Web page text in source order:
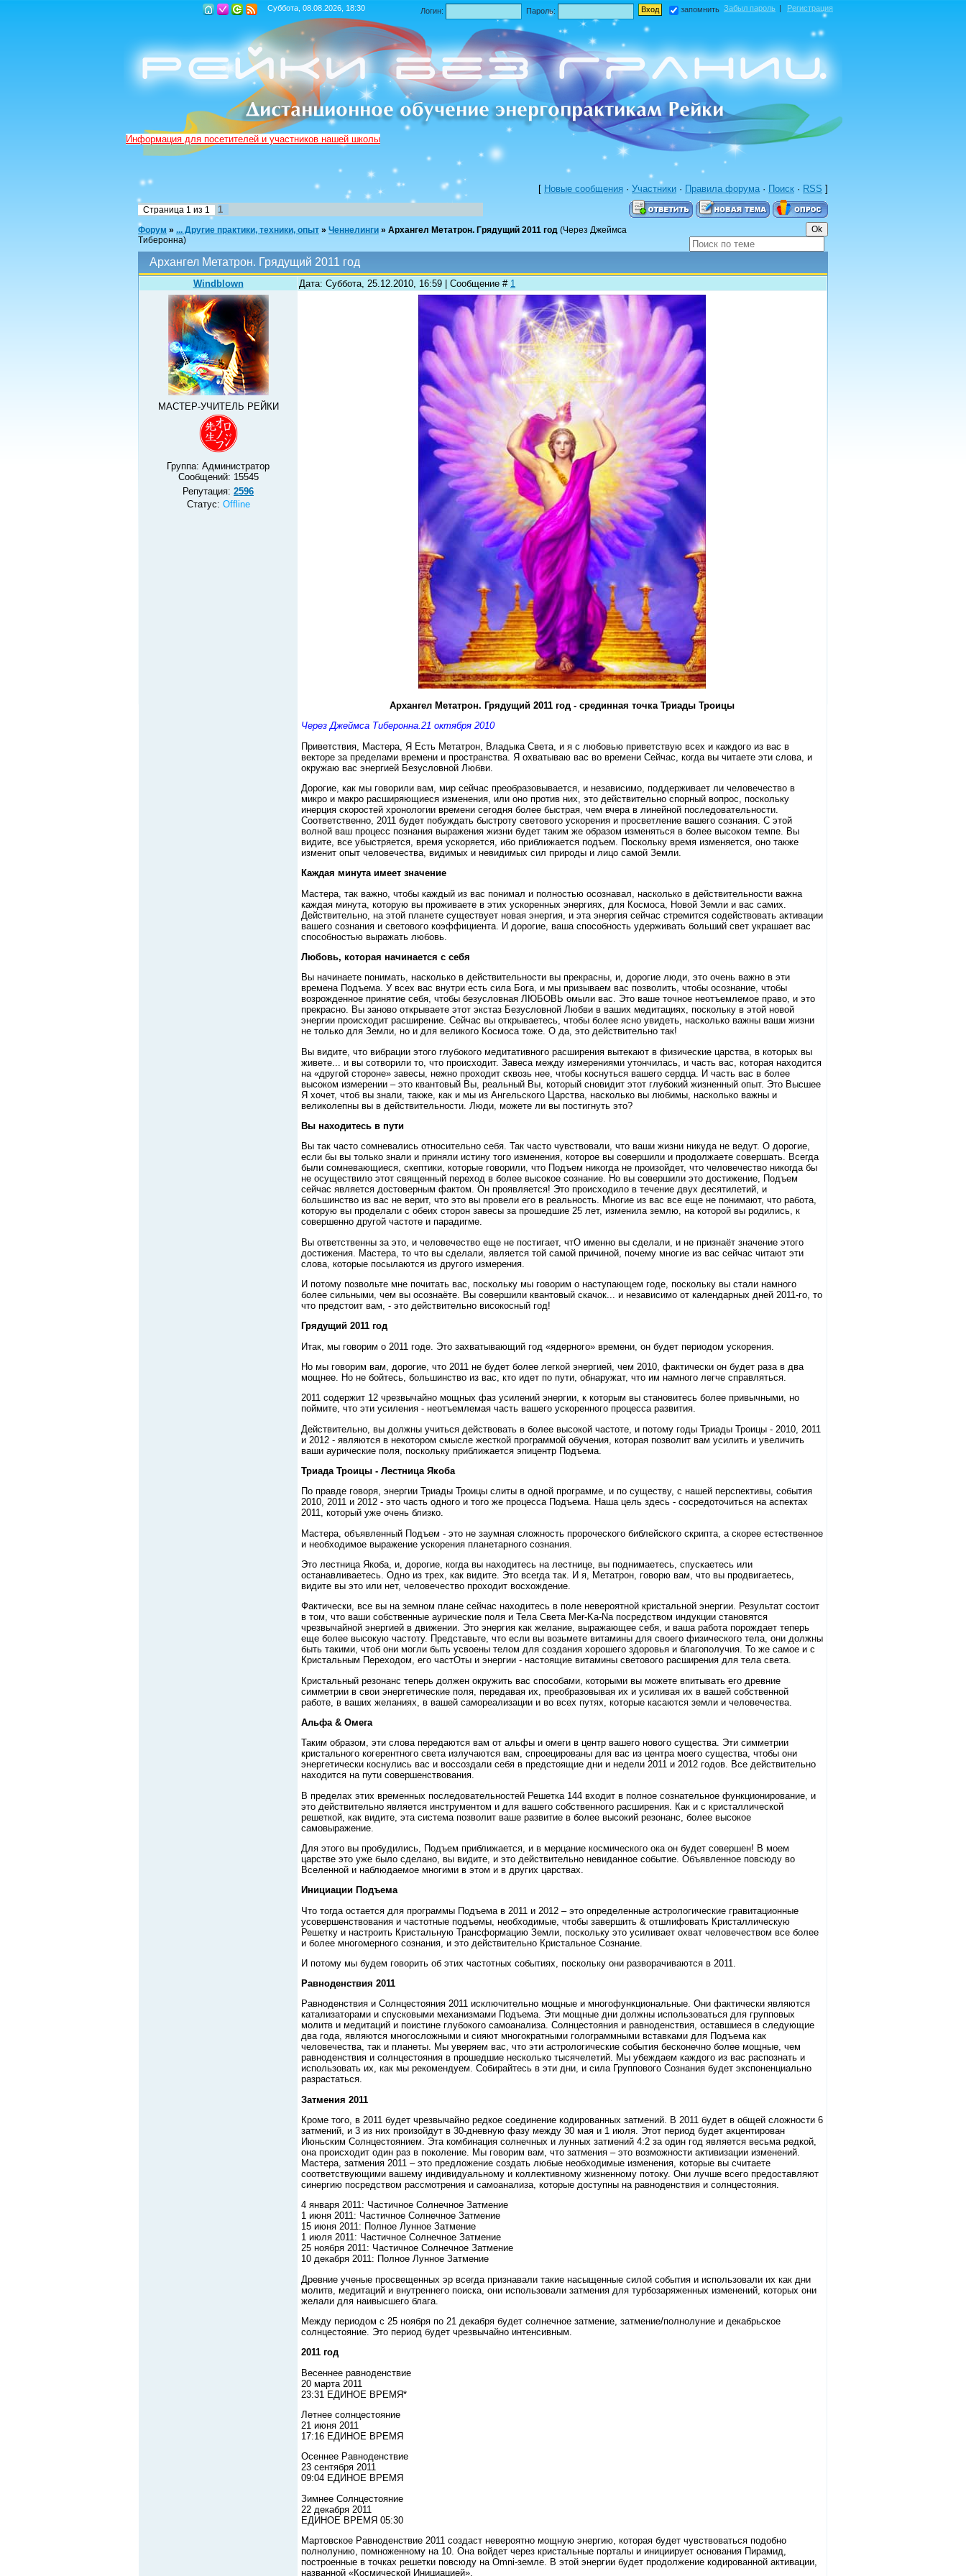
Суббота, 08.08.2026, 18:30 Логин: Пароль: запомнить Забыл пароль | Регистрация
Информация для посетителей и участников нашей школы
[ Новые сообщения · Участники · Правила форума · Поиск · RSS ]
Страница 1 из 1 1
Форум » ... Другие практики, техники, опыт » Ченнелинги » Архангел Метатрон. Грядущий 2011 год (Через Джеймса
Tиберонна)
Архангел Метатрон. Грядущий 2011 год
Windblown Дата: Суббота, 25.12.2010, 16:59 | Сообщение # 1
МАСТЕР-УЧИТЕЛЬ РЕЙКИ
Группа: Администратор
Сообщений: 15545
Репутация: 2596
Статус: Offline
Архангел Метатрон. Грядущий 2011 год - срединная точка Триады Троицы
Через Джеймса Tиберонна.21 октября 2010
Приветствия, Мастера, Я Есть Метатрон, Владыка Света, и я с любовью приветствую всех и каждого из вас в
векторе за пределами времени и пространства. Я охватываю вас во времени Сейчас, когда вы читаете эти слова, и
окружаю вас энергией Безусловной Любви.
Дорогие, как мы говорили вам, мир сейчас преобразовывается, и независимо, поддерживает ли человечество в
микро и макро расширяющиеся изменения, или оно против них, это действительно спорный вопрос, поскольку
инерция скоростей хронологии времени сегодня более быстрая, чем вчера в линейной последовательности.
Соответственно, 2011 будет побуждать быстроту светового ускорения и просветление вашего сознания. С этой
волной ваш процесс познания выражения жизни будет таким же образом изменяться в более высоком темпе. Вы
видите, все убыстряется, время ускоряется, ибо приближается подъем. Поскольку время изменяется, оно также
изменит опыт человечества, видимых и невидимых сил природы и лицо самой Земли.
Каждая минута имеет значение
Мастера, так важно, чтобы каждый из вас понимал и полностью осознавал, насколько в действительности важна
каждая минута, которую вы проживаете в этих ускоренных энергиях, для Космоса, Новой Земли и вас самих.
Действительно, на этой планете существует новая энергия, и эта энергия сейчас стремится содействовать активации
вашего сознания и светового коэффициента. И дорогие, ваша способность удерживать больший свет украшает вас
способностью выражать любовь.
Любовь, которая начинается с себя
Вы начинаете понимать, насколько в действительности вы прекрасны, и, дорогие люди, это очень важно в эти
времена Подъема. У всех вас внутри есть сила Бога, и мы призываем вас позволить, чтобы осознание, чтобы
возрожденное принятие себя, чтобы безусловная ЛЮБОВЬ омыли вас. Это ваше точное неотъемлемое право, и это
прекрасно. Вы заново открываете этот экстаз Безусловной Любви в ваших медитациях, поскольку в этой новой
энергии происходит расширение. Сейчас вы открываетесь, чтобы более ясно увидеть, насколько важны ваши жизни
не только для Земли, но и для великого Космоса тоже. О да, это действительно так!
Вы видите, что вибрации этого глубокого медитативного расширения вытекают в физические царства, в которых вы
живете... и вы сотворили то, что происходит. Завеса между измерениями утончилась, и часть вас, которая находится
на «другой стороне» завесы, нежно проходит сквозь нее, чтобы коснуться вашего сердца. И часть вас в более
высоком измерении – это квантовый Вы, реальный Вы, который сновидит этот глубокий жизненный опыт. Это Высшее
Я хочет, чтоб вы знали, также, как и мы из Ангельского Царства, насколько вы любимы, насколько важны и
великолепны вы в действительности. Люди, можете ли вы постигнуть это?
Вы находитесь в пути
Вы так часто сомневались относительно себя. Так часто чувствовали, что ваши жизни никуда не ведут. О дорогие,
если бы вы только знали и приняли истину того изменения, которое вы совершили и продолжаете совершать. Всегда
были сомневающиеся, скептики, которые говорили, что Подъем никогда не произойдет, что человечество никогда бы
не осуществило этот священный переход в более высокое сознание. Но вы совершили это достижение, Подъем
сейчас является достоверным фактом. Он проявляется! Это происходило в течение двух десятилетий, и
большинство из вас не верит, что это вы провели его в реальность. Многие из вас все еще не понимают, что работа,
которую вы проделали с обеих сторон завесы за прошедшие 25 лет, изменила землю, на которой вы родились, к
совершенно другой частоте и парадигме.
Вы ответственны за это, и человечество еще не постигает, чтО именно вы сделали, и не признаёт значение этого
достижения. Мастера, то что вы сделали, является той самой причиной, почему многие из вас сейчас читают эти
слова, которые посылаются из другого измерения.
И потому позвольте мне почитать вас, поскольку мы говорим о наступающем годе, поскольку вы стали намного
более сильными, чем вы осознаёте. Вы совершили квантовый скачок... и независимо от календарных дней 2011-го, то
что предстоит вам, - это действительно високосный год!
Грядущий 2011 год
Итак, мы говорим о 2011 годе. Это захватывающий год «ядерного» времени, он будет периодом ускорения.
Но мы говорим вам, дорогие, что 2011 не будет более легкой энергией, чем 2010, фактически он будет раза в два
мощнее. Но не бойтесь, большинство из вас, кто идет по пути, обнаружат, что им намного легче справляться.
2011 содержит 12 чрезвычайно мощных фаз усилений энергии, к которым вы становитесь более привычными, но
поймите, что эти усиления - неотъемлемая часть вашего ускоренного процесса развития.
Действительно, вы должны учиться действовать в более высокой частоте, и потому годы Триады Троицы - 2010, 2011
и 2012 - являются в некотором смысле жесткой программой обучения, которая позволит вам усилить и увеличить
ваши аурические поля, поскольку приближается эпицентр Подъема.
Триада Троицы - Лестница Якоба
По правде говоря, энергии Триады Троицы слиты в одной программе, и по существу, с нашей перспективы, события
2010, 2011 и 2012 - это часть одного и того же процесса Подъема. Наша цель здесь - сосредоточиться на аспектах
2011, который уже очень близко.
Мастера, объявленный Подъем - это не заумная сложность пророческого библейского скрипта, а скорее естественное
и необходимое выражение ускорения планетарного сознания.
Это лестница Якоба, и, дорогие, когда вы находитесь на лестнице, вы поднимаетесь, спускаетесь или
останавливаетесь. Одно из трех, как видите. Это всегда так. И я, Meтатрон, говорю вам, что вы продвигаетесь,
видите вы это или нет, человечество проходит восхождение.
Фактически, все вы на земном плане сейчас находитесь в поле невероятной кристальной энергии. Результат состоит
в том, что ваши собственные аурические поля и Тела Света Mer-Ka-Na посредством индукции становятся
чрезвычайной энергией в движении. Это энергия как желание, выражающее себя, и ваша работа порождает теперь
еще более высокую частоту. Представьте, что если вы возьмете витамины для своего физического тела, они должны
быть такими, чтоб они могли быть усвоены телом для создания хорошего здоровья и благополучия. То же самое и с
Кристальным Переходом, его частОты и энергии - настоящие витамины светового расширения для тела света.
Кристальный резонанс теперь должен окружить вас способами, которыми вы можете впитывать его древние
симметрии в свои энергетические поля, передавая их, преобразовывая их и усиливая их в вашей собственной
работе, в ваших желаниях, в вашей самореализации и во всех путях, которые касаются земли и человечества.
Альфа & Омега
Таким образом, эти слова передаются вам от альфы и омеги в центр вашего нового существа. Эти симметрии
кристального когерентного света излучаются вам, спроецированы для вас из центра моего существа, чтобы они
энергетически коснулись вас и воссоздали себя в предстоящие дни и недели 2011 и 2012 годов. Все действительно
находится на пути совершенствования.
В пределах этих временных последовательностей Решетка 144 входит в полное сознательное функционирование, и
это действительно является инструментом и для вашего собственного расширения. Как и с кристаллической
решеткой, как видите, эта система позволит ваше развитие в более высокий резонанс, более высокое
самовыражение.
Для этого вы пробудились, Подъем приближается, и в мерцание космического ока он будет совершен! В моем
царстве это уже было сделано, вы видите, и это действительно невиданное событие. Объявленное повсюду во
Вселенной и наблюдаемое многими в этом и в других царствах.
Инициации Подъема
Что тогда остается для программы Подъема в 2011 и 2012 – это определенные астрологические гравитационные
усовершенствования и частотные подъемы, необходимые, чтобы завершить & отшлифовать Кристаллическую
Решетку и настроить Кристальную Трансформацию Земли, поскольку это усиливает охват человечеством все более
и более многомерного сознания, и это действительно Кристальное Сознание.
И потому мы будем говорить об этих частотных событиях, поскольку они разворачиваются в 2011.
Равноденствия 2011
Равноденствия и Солнцестояния 2011 исключительно мощные и многофункциональные. Они фактически являются
катализаторами и спусковыми механизмами Подъема. Эти мощные дни должны использоваться для групповых
молитв и медитаций и поистине глубокого самоанализа. Солнцестояния и равноденствия, оставшиеся в следующие
два года, являются многосложными и сияют многократными голограммными вставками для Подъема как
человечества, так и планеты. Мы уверяем вас, что эти астрологические события бесконечно более мощные, чем
равноденствия и солнцестояния в прошедшие несколько тысячелетий. Мы убеждаем каждого из вас распознать и
использовать их, как мы рекомендуем. Собирайтесь в эти дни, и сила Группового Сознания будет экспоненциально
разрастаться.
Затмения 2011
Кроме того, в 2011 будет чрезвычайно редкое соединение кодированных затмений. В 2011 будет в общей сложности 6
затмений, и 3 из них произойдут в 30-дневную фазу между 30 мая и 1 июля. Этот период будет акцентирован
Июньским Солнцестоянием. Эта комбинация солнечных и лунных затмений 4:2 за один год является весьма редкой,
она происходит один раз в поколение. Мы говорим вам, что затмения – это возможности активизации изменений.
Мастера, затмения 2011 – это предложение создать любые необходимые изменения, которые вы считаете
соответствующими вашему индивидуальному и коллективному жизненному потоку. Они лучше всего предоставляют
синергию посредством рассмотрения и самоанализа, которые доступны на равноденствия и солнцестояния.
4 января 2011: Частичное Солнечное Затмение
1 июня 2011: Частичное Солнечное Затмение
15 июня 2011: Полное Лунное Затмение
1 июля 2011: Частичное Солнечное Затмение
25 ноября 2011: Частичное Солнечное Затмение
10 декабря 2011: Полное Лунное Затмение
Древние ученые просвещенных эр всегда признавали такие насыщенные силой события и использовали их как дни
молитв, медитаций и внутреннего поиска, они использовали затмения для турбозаряженных изменений, которых они
желали для наивысшего блага.
Между периодом с 25 ноября по 21 декабря будет солнечное затмение, затмение/полнолуние и декабрьское
солнцестояние. Это период будет чрезвычайно интенсивным.
2011 год
Весеннее равноденствие
20 марта 2011
23:31 ЕДИНОЕ ВРЕМЯ*
Летнее солнцестояние
21 июня 2011
17:16 ЕДИНОЕ ВРЕМЯ
Осеннее Равноденствие
23 сентября 2011
09:04 ЕДИНОЕ ВРЕМЯ
Зимнее Солнцестояние
22 декабря 2011
ЕДИНОЕ ВРЕМЯ 05:30
Мартовское Равноденствие 2011 создаст невероятно мощную энергию, которая будет чувствоваться подобно
полнолунию, помноженному на 10. Она войдет через кристальные порталы и инициирует основания Пирамид,
построенные в точках решетки повсюду на Omni-земле. В этой энергии будет продолжение кодированной активации,
названной «Космической Инициацией».